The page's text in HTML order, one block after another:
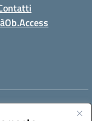
Ob.Access